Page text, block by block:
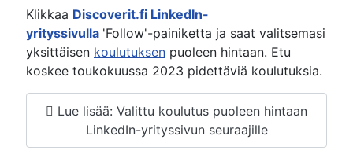
Klikkaa Discoverit.fi LinkedIn-
yrityssivulla 'Follow'-painiketta ja saat valitsemasi
yksittäisen koulutuksen puoleen hintaan. Etu
koskee toukokuussa 2023 pidettäviä koulutuksia.
Lue lisää: Valittu koulutus puoleen hintaan
LinkedIn-yrityssivun seuraajille